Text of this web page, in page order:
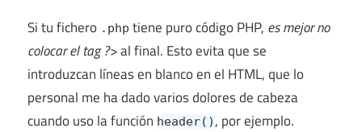
Si tu fichero .php tiene puro código PHP, es mejor no
colocar el tag ?>al final. Esto evita que se
introduzcan líneas en blanco en el HTML, que lo
personal me ha dado varios dolores de cabeza
cuando uso la función header() , por ejemplo.